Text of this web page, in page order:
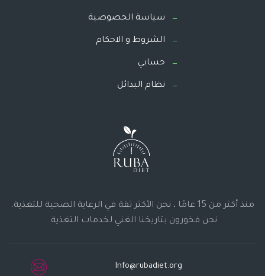
سياسة الخصوصية
الشروط و الاحكام
حسابي
نظام البدائل
منذ أكثر من 15 عامًا ، نحن الأكثر ثقة في الرعاية الصحية للتغذية.
نحن فخورون بتاريخنا الغني لخدمات التغذية.
Info@rubadiet.org